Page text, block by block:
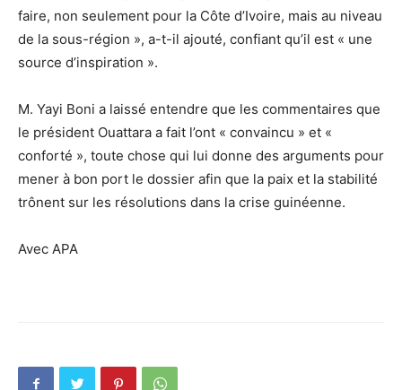
faire, non seulement pour la Côte d’Ivoire, mais au niveau
de la sous-région », a-t-il ajouté, confiant qu’il est « une
source d’inspiration ».
M. Yayi Boni a laissé entendre que les commentaires que
le président Ouattara a fait l’ont « convaincu » et «
conforté », toute chose qui lui donne des arguments pour
mener à bon port le dossier afin que la paix et la stabilité
trônent sur les résolutions dans la crise guinéenne.
Avec APA